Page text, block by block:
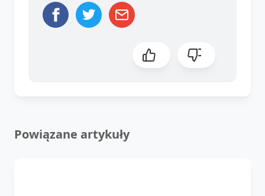
Powiązane artykuły